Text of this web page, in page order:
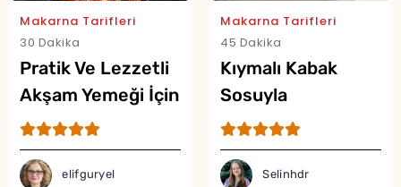
Makarna Tarifleri
30 Dakika
Pratik Ve Lezzetli
Akşam Yemeği İçin
Tek Tavada
Makarna Tarifi
elifguryel
Makarna Tarifleri
45 Dakika
Kıymalı Kabak
Sosuyla
Hazırlanan En
Pratik Makarna
Tarifi
Selinhdr